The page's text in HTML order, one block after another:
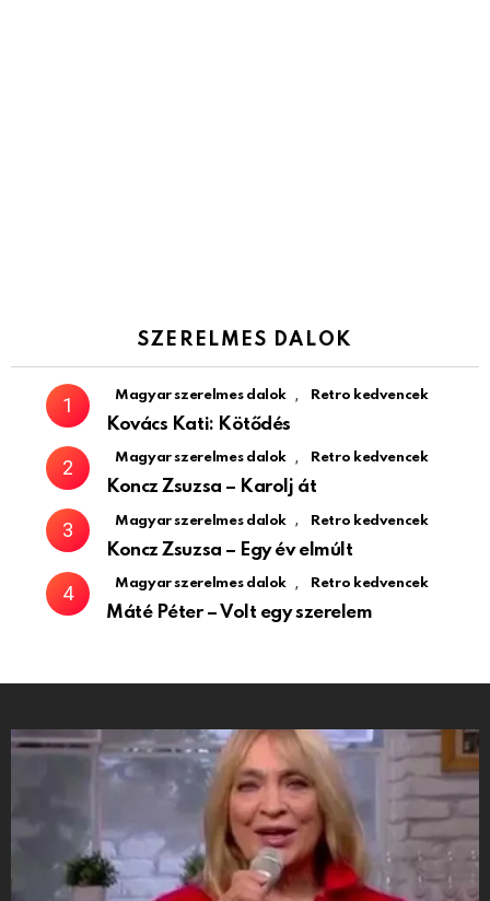
SZERELMES DALOK
Magyar szerelmes dalok , Retro kedvencek
Kovács Kati: Kötődés
Magyar szerelmes dalok , Retro kedvencek
Koncz Zsuzsa – Karolj át
Magyar szerelmes dalok , Retro kedvencek
Koncz Zsuzsa – Egy év elmúlt
Magyar szerelmes dalok , Retro kedvencek
Máté Péter – Volt egy szerelem